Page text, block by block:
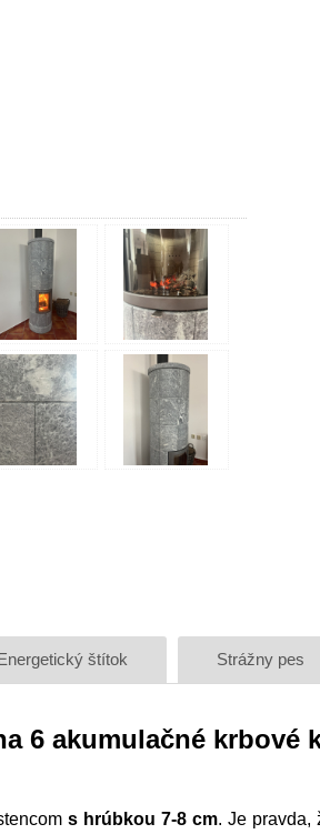
štítok Strážny pes
6 akumulačné krbové
s hrúbkou 7-8 cm. Je pravda,